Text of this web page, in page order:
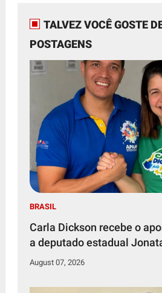
TALVEZ VOCÊ GOSTE
POSTAGENS
BRASIL
Carla Dickson recebe o
a deputado estadual
August 07, 2026